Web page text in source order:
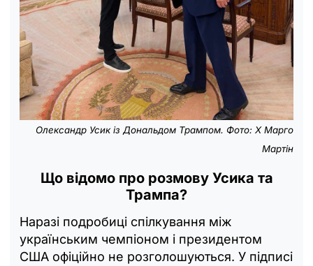
Олександр Усик із Дональдом Трампом. Фото: X Марго
Мартін
Що відомо про розмову Усика та
Трампа?
Наразі подробиці спілкування між
українським чемпіоном і президентом
США офіційно не розголошуються. У підписі